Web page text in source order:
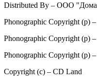
Distributed By – ООО
Phonographic Copyright (p)
Phonographic Copyright
Phonographic Copyright (p)
Copyright (c) – CD Land